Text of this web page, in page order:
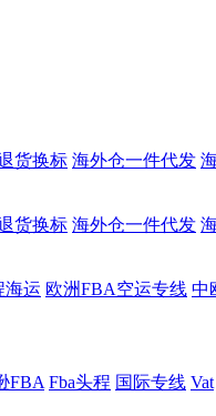
货换标 海外仓一件代发
货换标 海外仓一件代发
海运 欧洲FBA空运专线 中
FBA Fba头程 国际专线 Vat